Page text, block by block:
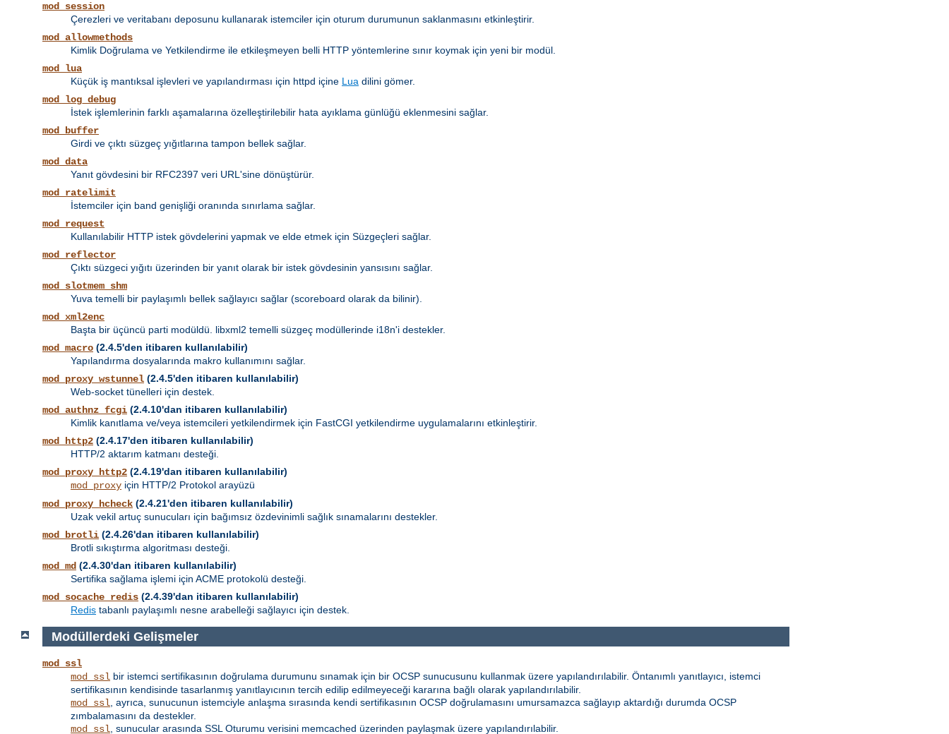
mod_session
Çerezleri ve veritabanı deposunu kullanarak istemciler için oturum durumunun saklanmasını etkinleştirir.
mod_allowmethods
Kimlik Doğrulama ve Yetkilendirme ile etkileşmeyen belli HTTP yöntemlerine sınır koymak için yeni bir modül.
mod_lua
Küçük iş mantıksal işlevleri ve yapılandırması için httpd içine Lua dilini gömer.
mod_log_debug
İstek işlemlerinin farklı aşamalarına özelleştirilebilir hata ayıklama günlüğü eklenmesini sağlar.
mod_buffer
Girdi ve çıktı süzgeç yığıtlarına tampon bellek sağlar.
mod_data
Yanıt gövdesini bir RFC2397 veri URL'sine dönüştürür.
mod_ratelimit
İstemciler için band genişliği oranında sınırlama sağlar.
mod_request
Kullanılabilir HTTP istek gövdelerini yapmak ve elde etmek için Süzgeçleri sağlar.
mod_reflector
Çıktı süzgeci yığıtı üzerinden bir yanıt olarak bir istek gövdesinin yansısını sağlar.
mod_slotmem_shm
Yuva temelli bir paylaşımlı bellek sağlayıcı sağlar (scoreboard olarak da bilinir).
mod_xml2enc
Başta bir üçüncü parti modüldü. libxml2 temelli süzgeç modüllerinde i18n'i destekler.
mod_macro (2.4.5'den itibaren kullanılabilir)
Yapılandırma dosyalarında makro kullanımını sağlar.
mod_proxy_wstunnel (2.4.5'den itibaren kullanılabilir)
Web-socket tünelleri için destek.
mod_authnz_fcgi (2.4.10'dan itibaren kullanılabilir)
Kimlik kanıtlama ve/veya istemcileri yetkilendirmek için FastCGI yetkilendirme uygulamalarını etkinleştirir.
mod_http2 (2.4.17'den itibaren kullanılabilir)
HTTP/2 aktarım katmanı desteği.
mod_proxy_http2 (2.4.19'dan itibaren kullanılabilir)
mod_proxy için HTTP/2 Protokol arayüzü
mod_proxy_hcheck (2.4.21'den itibaren kullanılabilir)
Uzak vekil artuç sunucuları için bağımsız özdevinimli sağlık sınamalarını destekler.
mod_brotli (2.4.26'dan itibaren kullanılabilir)
Brotli sıkıştırma algoritması desteği.
mod_md (2.4.30'dan itibaren kullanılabilir)
Sertifika sağlama işlemi için ACME protokolü desteği.
mod_socache_redis (2.4.39'dan itibaren kullanılabilir)
Redis tabanlı paylaşımlı nesne arabelleği sağlayıcı için destek.
Modüllerdeki Gelişmeler
mod_ssl
mod_ssl bir istemci sertifikasının doğrulama durumunu sınamak için bir OCSP sunucusunu kullanmak üzere yapılandırılabilir. Öntanımlı yanıtlayıcı, istemci
sertifikasının kendisinde tasarlanmış yanıtlayıcının tercih edilip edilmeyeceği kararına bağlı olarak yapılandırılabilir.
mod_ssl, ayrıca, sunucunun istemciyle anlaşma sırasında kendi sertifikasının OCSP doğrulamasını umursamazca sağlayıp aktardığı durumda OCSP
zımbalamasını da destekler.
mod_ssl, sunucular arasında SSL Oturumu verisini memcached üzerinden paylaşmak üzere yapılandırılabilir.